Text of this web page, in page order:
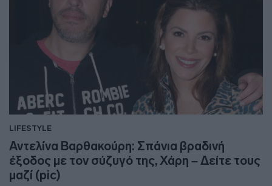
LIFESTYLE
Αντελίνα Βαρθακούρη: Σπάνια βραδινή
έξοδος με τον σύζυγό της, Χάρη – Δείτε τους
μαζί (pic)